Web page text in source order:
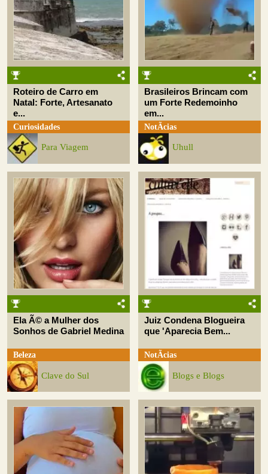
Roteiro de Carro em
Natal: Forte, Artesanato
e...
Curiosidades
Para Viagem
Brasileiros Brincam com
um Forte Redemoinho
em...
NotÃ­cias
Uhull
Ela Ã© a Mulher dos
Sonhos de Gabriel Medina
Beleza
Clave do Sul
Juiz Condena Blogueira
que 'Aparecia Bem...
NotÃ­cias
Blogs e Blogs